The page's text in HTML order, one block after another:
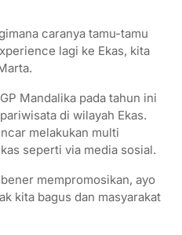
caranya tamu-tamu
lagi ke Ekas, kita
Mandalika pada tahun ini
di wilayah Ekas.
melakukan multi
seperti via media sosial.
mempromosikan, ayo
kita bagus dan masyarakat